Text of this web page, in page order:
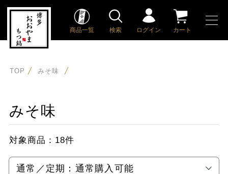
商品一覧 検索 ログイン カート
TOP みそ味
みそ味
対象商品： 18件
通常／定期： 通常購入可能